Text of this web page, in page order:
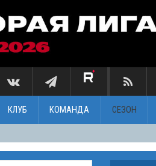
КЛУБ КОМАНДА СЕЗОН